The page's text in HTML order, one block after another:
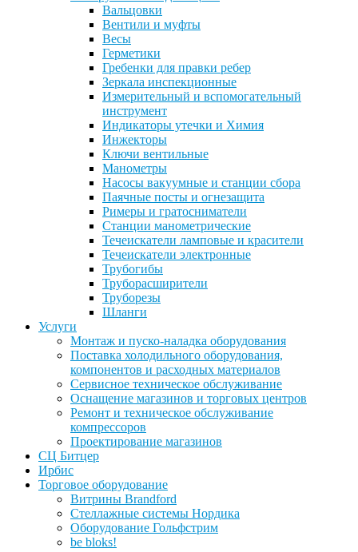
Вальцовки
Вентили и муфты
Весы
Герметики
Гребенки для правки ребер
Зеркала инспекционные
Измерительный и вспомогательный
инструмент
Индикаторы утечки и Химия
Инжекторы
Ключи вентильные
Манометры
Насосы вакуумные и станции сбора
Паячные посты и огнезащита
Римеры и гратосниматели
Станции манометрические
Течеискатели ламповые и красители
Течеискатели электронные
Трубогибы
Труборасширители
Труборезы
Шланги
Услуги
Монтаж и пуско-наладка оборудования
Поставка холодильного оборудования,
компонентов и расходных материалов
Сервисное техническое обслуживание
Оснащение магазинов и торговых центров
Ремонт и техническое обслуживание
компрессоров
Проектирование магазинов
СЦ Битцер
Ирбис
Торговое оборудование
Витрины Brandford
Стеллажные системы Нордика
Оборудование Гольфстрим
be bloks!